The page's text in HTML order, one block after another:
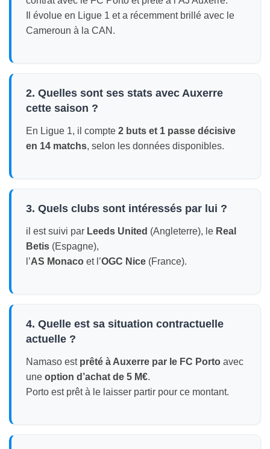
Il évolue en Ligue 1 et a récemment brillé avec le
Cameroun à la CAN.
2. Quelles sont ses stats avec Auxerre
cette saison ?
En Ligue 1, il compte 2 buts et 1 passe décisive
en 14 matchs, selon les données disponibles.
3. Quels clubs sont intéressés par lui ?
il est suivi par Leeds United (Angleterre), le Real
Betis (Espagne),
l’AS Monaco et l’OGC Nice (France).
4. Quelle est sa situation contractuelle
actuelle ?
Namaso est prêté à Auxerre par le FC Porto avec
une option d’achat de 5 M€.
Porto est prêt à le laisser partir pour ce montant.